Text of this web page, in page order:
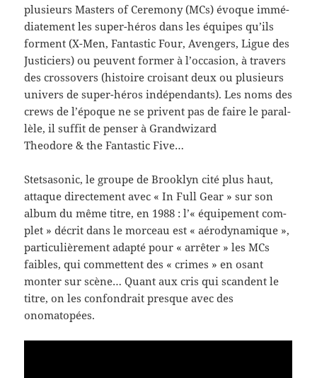
plusieurs Mas­ters of Cer­e­mony (MCs) évoque immé­
di­ate­ment les super-​héros dans les équipes qu’ils
for­ment (X-​Men, Fan­tas­tic Four, Avengers, Ligue des
Jus­ticiers) ou peu­vent for­mer à l’occasion, à tra­vers
des crossovers (his­toire croisant deux ou plusieurs
univers de super-​héros indépen­dants). Les noms des
crews de l’époque ne se privent pas de faire le par­al­
lèle, il suf­fit de penser à Grand­wiz­ard
Theodore & the Fan­tas­tic Five…
Stet­sasonic, le groupe de Brook­lyn cité plus haut,
attaque directe­ment avec « In Full Gear » sur son
album du même titre, en 1988 : l’« équipement com­
plet » décrit dans le morceau est « aéro­dy­namique »,
par­ti­c­ulière­ment adapté pour « arrêter » les MCs
faibles, qui com­met­tent des « crimes » en osant
mon­ter sur scène… Quant aux cris qui scan­dent le
titre, on les con­fondrait presque avec des
onomatopées.